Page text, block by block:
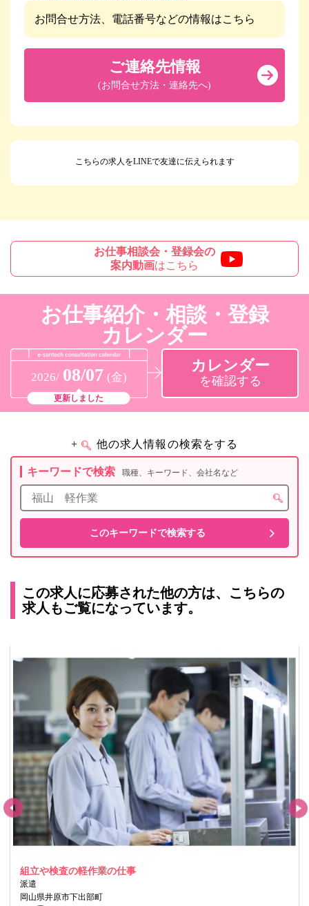
お問合せ方法、電話番号などの情報はこちら
ご連絡先情報
(お問合せ方法・連絡先へ)
こちらの求人をLINEで友達に伝えられます
お仕事相談会・登録会の
案内動画はこちら
お仕事紹介・相談・登録
カレンダー
2026/ 08/07 (金)
更新しました
カレンダー
を確認する
+ 他の求人情報の検索をする
キーワードで検索 職種、キーワード、会社名など
この求人に応募された他の方は、こちらの
求人もご覧になっています。
組立や検査の軽作業の仕事
派遣
岡山県井原市下出部町